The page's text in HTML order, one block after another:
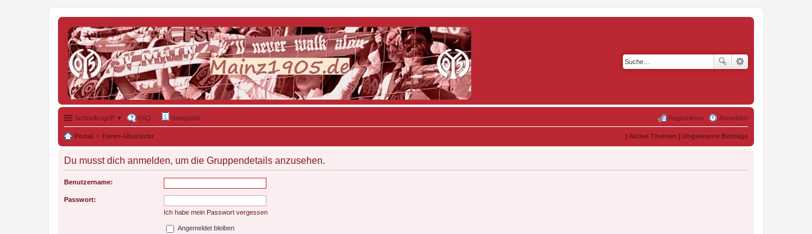
Schnellzugriff ▼ FAQ Netiquette Anmelden
Registrieren
Portal Foren-Übersicht | Aktive Themen | Ungelesene Beiträge
Du musst dich anmelden, um die Gruppendetails anzusehen.
Benutzername:
Passwort:
Ich habe mein Passwort vergessen
Angemeldet bleiben